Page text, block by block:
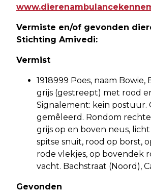
Vermiste en/of gevonden
Stichting Amivedi:
Vermist
1918999 Poes, naam Bowie,
grijs (gestreept) met rood
Signalement: kein postuur.
gemêleerd. Rondom
grijs op en boven neus,
spitse snuit, rood op borst,
rode vlekjes, op bovendek
vacht. Bachstraat (Noord),
Gevonden